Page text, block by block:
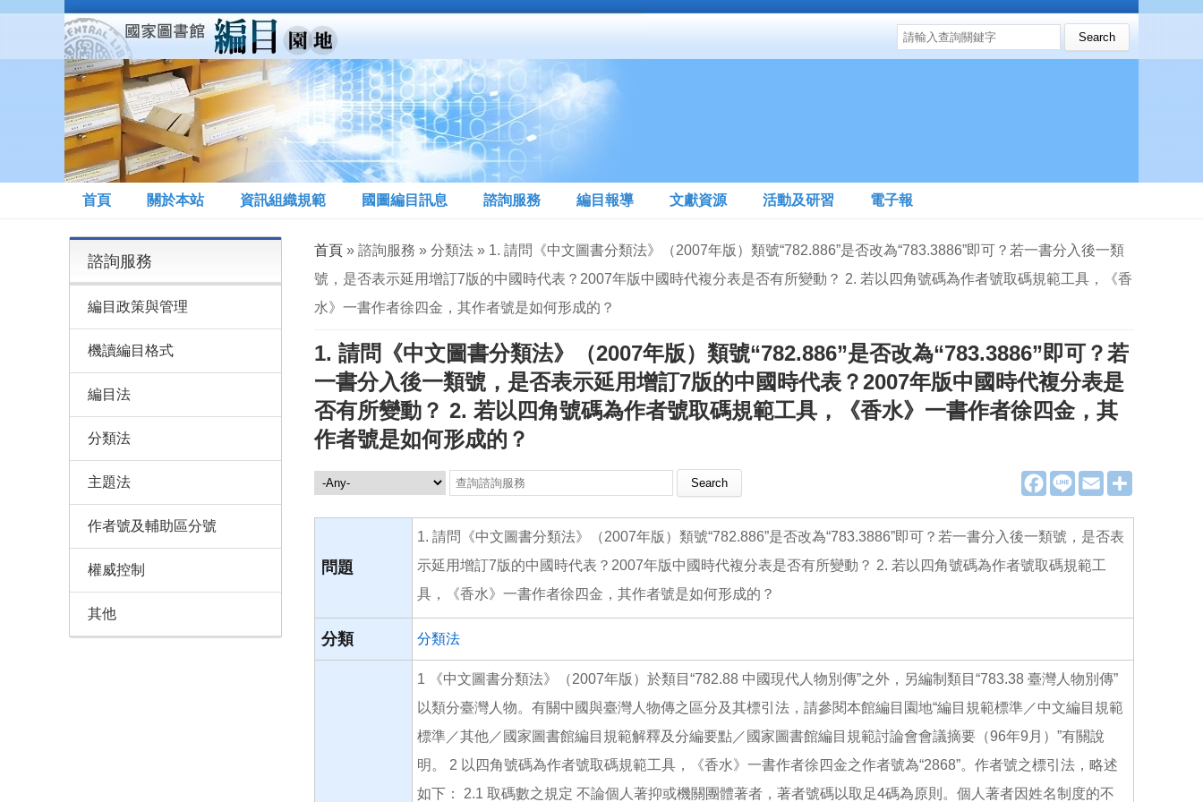
移至主內容
搜尋表單
Search this site
首頁 關於本站 資訊組織規範 國圖編目訊息 諮詢服務 編目報導 文獻資源 活動及研習 電子報
您在這裡
首頁» 諮詢服務 » 分類法 » 1. 請問《中文圖書分類法》（2007年版）類號“782.886”是否改為“783.3886”即可？若一書分入後一類
號，是否表示延用增訂7版的中國時代表？2007年版中國時代複分表是否有所變動？ 2. 若以四角號碼為作者號取碼規範工具，《香
水》一書作者徐四金，其作者號是如何形成的？
1. 請問《中文圖書分類法》（2007年版）類號“782.886”是否改為“783.3886”即可？若
一書分入後一類號，是否表示延用增訂7版的中國時代表？2007年版中國時代複分表是
否有所變動？ 2. 若以四角號碼為作者號取碼規範工具，《香水》一書作者徐四金，其
作者號是如何形成的？
F
a
e
b
o
L
e
E
m
i
l
諮詢服務 Search this site
問題
1. 請問《中文圖書分類法》（2007年版）類號“782.886”是否改為“783.3886”即可？若一書分入後一類號，是否表
示延用增訂7版的中國時代表？2007年版中國時代複分表是否有所變動？ 2. 若以四角號碼為作者號取碼規範工
具，《香水》一書作者徐四金，其作者號是如何形成的？
分類 分類法
1 《中文圖書分類法》（2007年版）於類目“782.88 中國現代人物別傳”之外，另編制類目“783.38 臺灣人物別傳”
以類分臺灣人物。有關中國與臺灣人物傳之區分及其標引法，請參閱本館編目園地“編目規範標準／中文編目規範
標準／其他／國家圖書館編目規範解釋及分編要點／國家圖書館編目規範討論會會議摘要（96年9月）”有關說
明。 2 以四角號碼為作者號取碼規範工具，《香水》一書作者徐四金之作者號為“2868”。作者號之標引法，略述
如下： 2.1 取碼數之規定 不論個人著抑或機關團體著者，著者號碼以取足4碼為原則。個人著者因姓名制度的不
諮詢服務
編目政策與管理
機讀編目格式
編目法
分類法
主題法
作者號及輔助區分號
權威控制
其他